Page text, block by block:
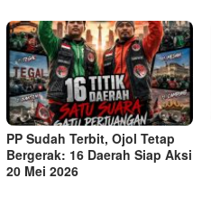
PP Sudah Terbit, Ojol Tetap
Bergerak: 16 Daerah Siap Aksi
20 Mei 2026